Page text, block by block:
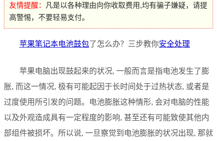
友情提醒：
凡是以各种理由向你收取费用,均有骗子嫌疑，请提
高警惕，不要轻易支付。
苹果笔记本电池鼓包了怎么办？三步教你安全处理
苹果电脑出现鼓起来的状况, 一般而言是指电池发生了膨
胀, 而这一情况, 极有可能起因于长时间处于过热状态, 或者是
过度使用所引发的问题。电池膨胀这种情形, 会对电脑的性能
以及外观造成具有一定程度的影响, 甚至还有可能致使其他内
部组件被损坏。所以说, 一旦察觉到电池膨胀的状况出现, 那就